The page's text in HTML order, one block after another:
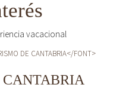
vacacional